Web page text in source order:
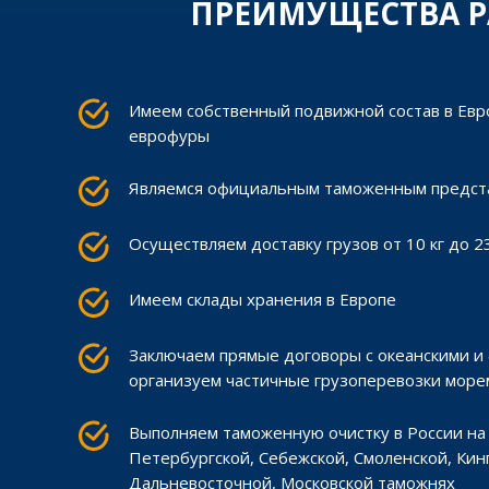
ПРЕИМУЩЕСТВА
Имеем собственный подвижной состав в
еврофуры
Являемся официальным таможенным
Осуществляем доставку грузов от 10 кг до
Имеем склады хранения в Европе
Заключаем прямые договоры с океанскими
организуем частичные грузоперевозки
Выполняем таможенную очистку в России на
Петербургской, Себежской, Смоленской,
Дальневосточной, Московской таможнях